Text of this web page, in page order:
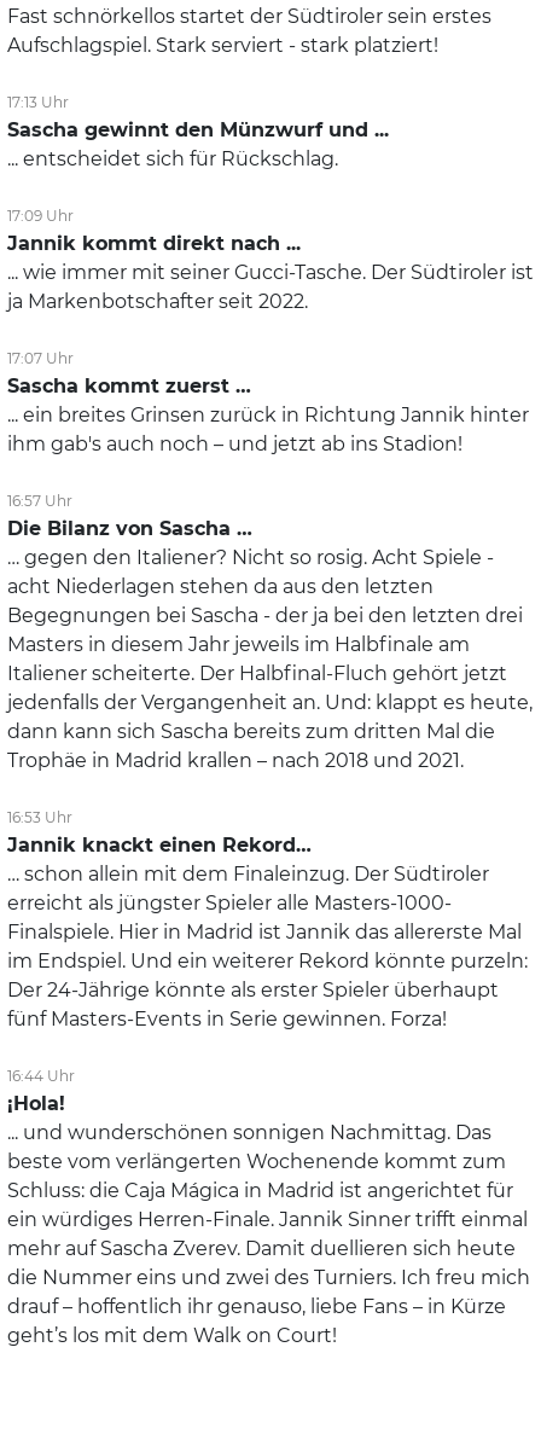
Fast schnörkellos startet der Südtiroler sein erstes
Aufschlagspiel. Stark serviert - stark platziert!
17:13 Uhr
Sascha gewinnt den Münzwurf und ...
... entscheidet sich für Rückschlag.
17:09 Uhr
Jannik kommt direkt nach ...
... wie immer mit seiner Gucci-Tasche. Der Südtiroler ist
ja Markenbotschafter seit 2022.
17:07 Uhr
Sascha kommt zuerst …
... ein breites Grinsen zurück in Richtung Jannik hinter
ihm gab's auch noch – und jetzt ab ins Stadion!
16:57 Uhr
Die Bilanz von Sascha …
… gegen den Italiener? Nicht so rosig. Acht Spiele -
acht Niederlagen stehen da aus den letzten
Begegnungen bei Sascha - der ja bei den letzten drei
Masters in diesem Jahr jeweils im Halbfinale am
Italiener scheiterte. Der Halbfinal-Fluch gehört jetzt
jedenfalls der Vergangenheit an. Und: klappt es heute,
dann kann sich Sascha bereits zum dritten Mal die
Trophäe in Madrid krallen – nach 2018 und 2021.
16:53 Uhr
Jannik knackt einen Rekord…
… schon allein mit dem Finaleinzug. Der Südtiroler
erreicht als jüngster Spieler alle Masters-1000-
Finalspiele. Hier in Madrid ist Jannik das allererste Mal
im Endspiel. Und ein weiterer Rekord könnte purzeln:
Der 24-Jährige könnte als erster Spieler überhaupt
fünf Masters-Events in Serie gewinnen. Forza!
16:44 Uhr
¡Hola!
... und wunderschönen sonnigen Nachmittag. Das
beste vom verlängerten Wochenende kommt zum
Schluss: die Caja Mágica in Madrid ist angerichtet für
ein würdiges Herren-Finale. Jannik Sinner trifft einmal
mehr auf Sascha Zverev. Damit duellieren sich heute
die Nummer eins und zwei des Turniers. Ich freu mich
drauf – hoffentlich ihr genauso, liebe Fans – in Kürze
geht’s los mit dem Walk on Court!